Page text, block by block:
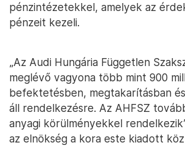
pénzintézetekkel, amelyek az
pénzeit kezeli.
„Az Audi Hungária Független
meglévő vagyona több mint 900
befektetésben, megtakarításban
áll rendelkezésre. Az AHFSZ
anyagi körülményekkel
az elnökség a kora este kiadott